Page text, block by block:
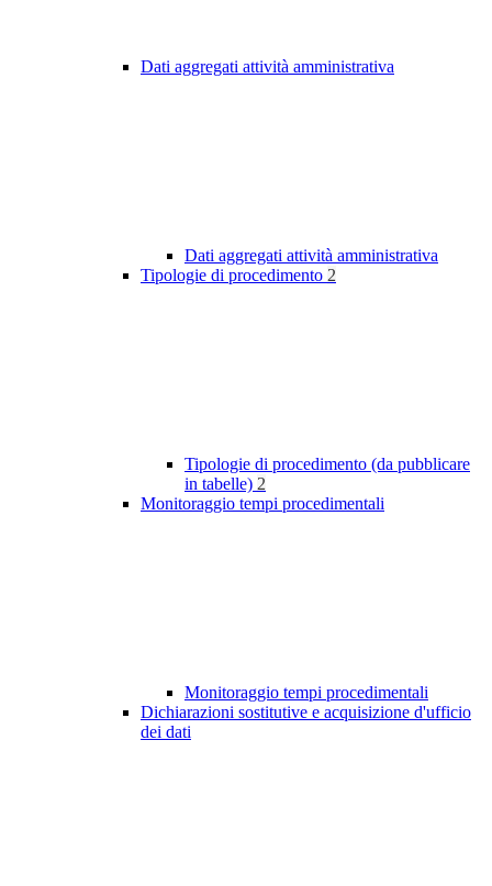
Dati aggregati attività amministrativa
Dati aggregati attività amministrativa
Tipologie di procedimento 2
Tipologie di procedimento (da pubblicare
in tabelle) 2
Monitoraggio tempi procedimentali
Monitoraggio tempi procedimentali
Dichiarazioni sostitutive e acquisizione d'ufficio
dei dati